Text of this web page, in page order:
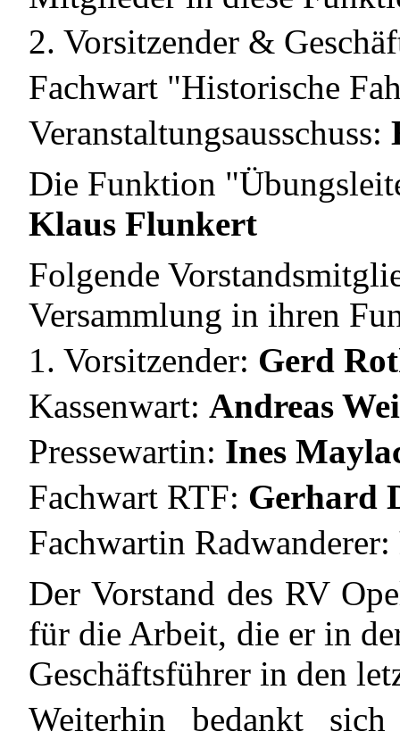
2. Vorsitzender &
Fachwart "Historische
Veranstaltungsausschuss:
Die Funktion
Klaus Flunkert
Folgende
Versammlung in ihren
1. Vorsitzender: Gerd
Kassenwart: Andreas
Pressewartin: Ines
Fachwart RTF: Gerhard
Fachwartin Radwanderer:
Der Vorstand des RV
für die Arbeit, die er in
Geschäftsführer in den
Weiterhin bedankt